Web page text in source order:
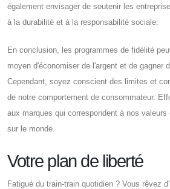
également envisager de soutenir les
à la durabilité et à la responsabilité sociale.
En conclusion, les programmes de fidélité
moyen d'économiser de l'argent et de gagner
Cependant, soyez conscient des limites et
de notre comportement de consommateur.
aux marques qui correspondent à nos
sur le monde.
Votre plan de liberté
Fatigué du train-train quotidien ? Vous rêvez